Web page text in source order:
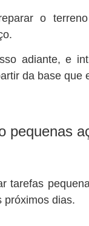
o
adiante, e
da base que
pequenas
tarefas
próximos dias.